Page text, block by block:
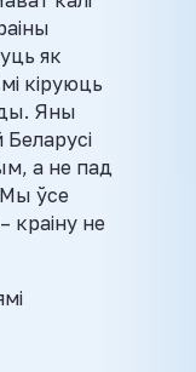
як
кіруюць
Яны
а не пад
ўсе
краіну не